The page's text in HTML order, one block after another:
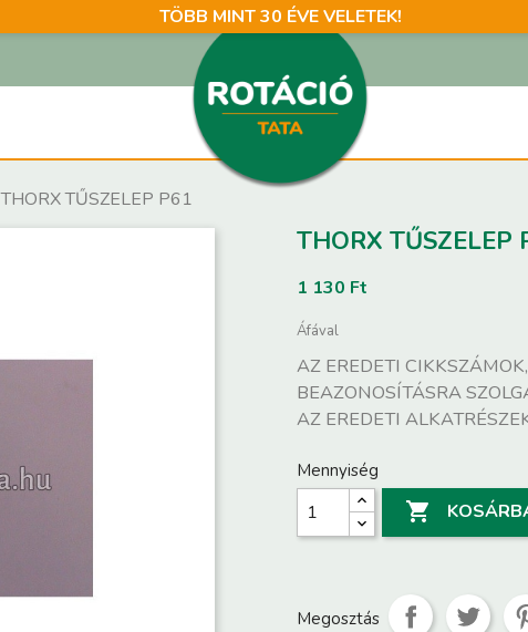
TÖBB MINT 30 ÉVE VELETEK!
THORX TŰSZELEP P61
THORX TŰSZELEP
1 130 Ft
Áfával
AZ EREDETI
BEAZONOSÍTÁSRA
AZ EREDETI
Mennyiség

Megosztás